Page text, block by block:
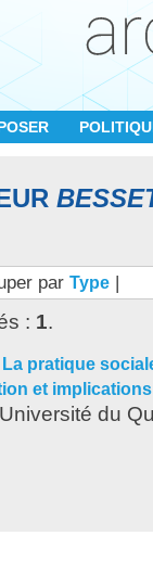
par Type |
: 1.
La pratique
et
du